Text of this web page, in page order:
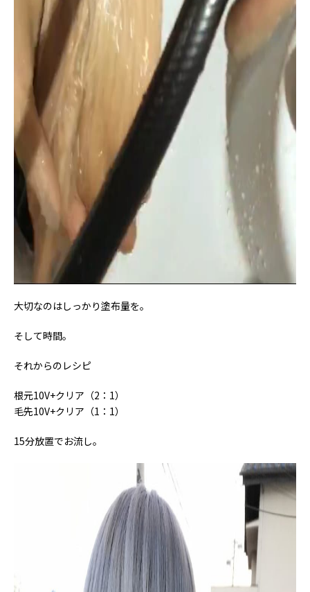
大切なのはしっかり塗布量を。
そして時間。
それからのレシピ
根元10V+クリア（2：1）
毛先10V+クリア（1：1）
15分放置でお流し。